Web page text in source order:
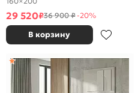
29 520₽36 900 ₽-20%
В корзину